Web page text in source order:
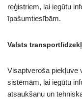
reģistriem, lai iegūtu
īpašumtiesībām.
Valsts
Visaptveroša piekļuve
sistēmām, lai iegūtu
atsaukšanu un